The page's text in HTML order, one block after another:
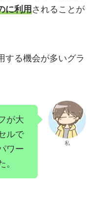
に利用されることが
する機会が多いグラ
が大
ルで
ワー
私